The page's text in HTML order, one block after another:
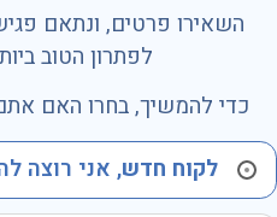
השאירו פרטים, ונתאם
לפתרון הטוב
כדי להמשיך, בחרו האם
לקוח חדש, אני רוצה